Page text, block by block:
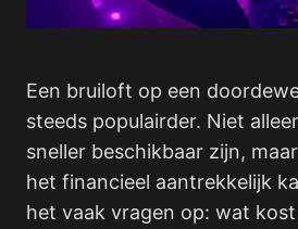
Een bruiloft op een
steeds populairder. Niet
sneller beschikbaar zijn,
het financieel aantrekkelijk
het vaak vragen op: wat